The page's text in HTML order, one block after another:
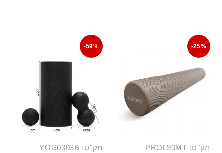
-25%
מק"ט: PROL90MT
-59%
מק"ט: YOG0303B